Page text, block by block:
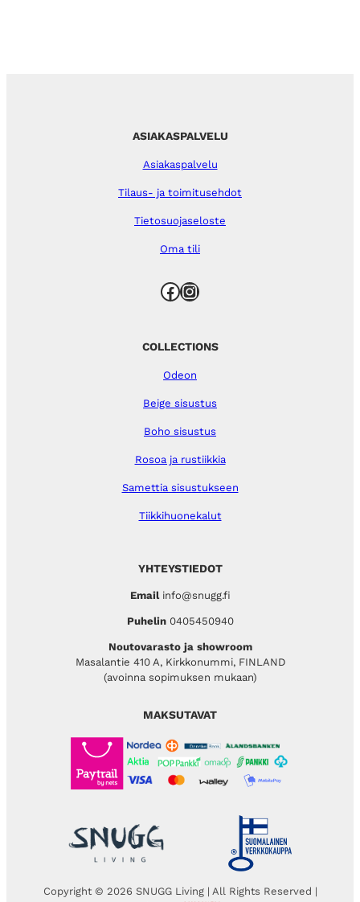
ASIAKASPALVELU
Asiakaspalvelu
Tilaus- ja toimitusehdot
Tietosuojaseloste
Oma tili
Facebook Instagram
YHTEYSTIEDOT
Emailinfo@snugg.fi
Puhelin 0405450940
Noutovarasto ja showroom
Masalantie 410 A, Kirkkonummi, FINLAND
(avoinna sopimuksen mukaan)
COLLECTIONS
Odeon
Beige sisustus
Boho sisustus
Rosoa ja rustiikkia
Samettia sisustukseen
Tiikkihuonekalut
MAKSUTAVAT
Copyright © 2026 SNUGG Living | All Rights Reserved |